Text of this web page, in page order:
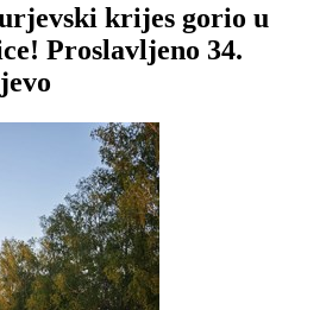
krijes gorio u
Proslavljeno 34.